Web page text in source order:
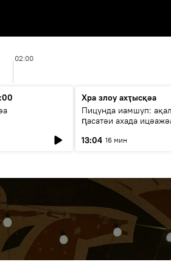
02:00
Хра злоу ахҭысқәа
Пицунда иамшуп:
ԥасатәи ахада
13:04 16 мин